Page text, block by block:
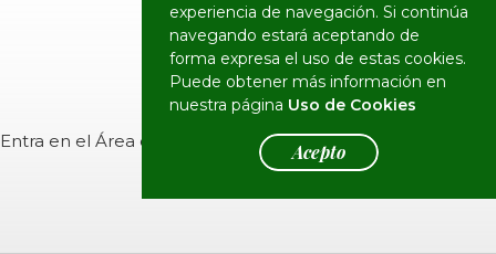
experiencia de navegación. Si continúa
navegando estará aceptando de
forma expresa el uso de estas cookies.
Puede obtener más información en
nuestra página Uso de Cookies
Acepto
Eventos
Entra en el Área de Socios para ver el evento.